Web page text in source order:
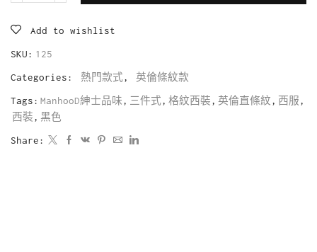
Add to wishlist
SKU: 125
Categories: 熱門款式, 英倫條紋款
Tags: ManhooD紳士品味, 三件式, 格紋西裝, 英倫直條紋, 西服,
西裝, 黑色
Share: